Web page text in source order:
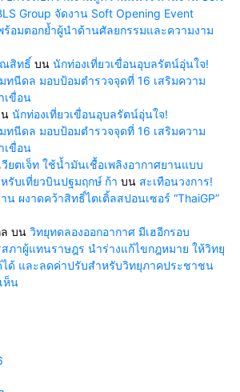
Group จัดงาน Soft Opening Event
อมตอกย้ำผู้นำด้านศัลยกรรมและความงาม
ณสิทธิ์ บน นักท่องเที่ยวเขื่อนอุบลรัตน์อุ่นใจ!
ทนีดล มอบป้อมตำรวจจุดที่ 16 เสริมความ
เขื่อน
นักท่องเที่ยวเขื่อนอุบลรัตน์อุ่นใจ!
ทนีดล มอบป้อมตำรวจจุดที่ 16 เสริมความ
เขื่อน
วียตเจ็ท ใช้น้ำมันเชื้อเพลิงอากาศยานแบบ
รับเที่ยวบินปฐมฤกษ์ ก้า บน สะเทือนวงการ!
น ผงาดคว้าสิทธิ์ไตเติ้ลสปอนเซอร์ “ThaiGP”
บน วิทยุทดลองออกอากาศ มีเฮอีกรอบ
ภาผู้แทนราษฎร นำร่างแก้ไขกฎหมาย ให้วิทยุ
ด้ และลดค่าปรับสำหรับวิทยุภาคประชาชน
ห็น